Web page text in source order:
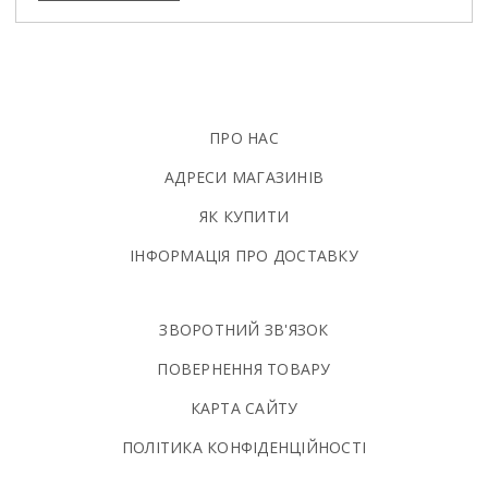
ПРО НАС
АДРЕСИ МАГАЗИНІВ
ЯК КУПИТИ
ІНФОРМАЦІЯ ПРО ДОСТАВКУ
ЗВОРОТНИЙ ЗВ'ЯЗОК
ПОВЕРНЕННЯ ТОВАРУ
КАРТА САЙТУ
ПОЛIТИКА КОНФIДЕНЦIЙНОСТI